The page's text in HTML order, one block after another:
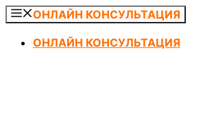
Перейти
содержимому
ОНЛАЙН КОНСУЛЬТАЦИЯ
ОНЛАЙН КОНСУЛЬТАЦИЯ